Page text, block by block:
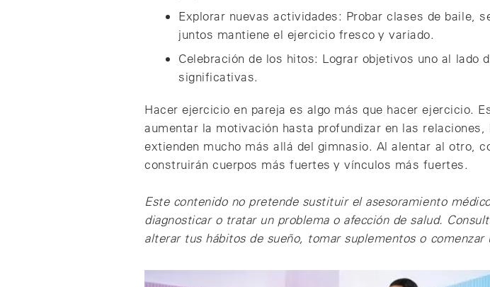
Explorar nuevas actividades: Probar clases de baile,
juntos mantiene el ejercicio fresco y variado.
Celebración de los hitos: Lograr objetivos uno al lado
significativas.
Hacer ejercicio en pareja es algo más que hacer ejercicio.
aumentar la motivación hasta profundizar en las
extienden mucho más allá del gimnasio. Al alentar al otro,
construirán cuerpos más fuertes y vínculos más fuertes.
Este contenido no pretende sustituir el asesoramiento
diagnosticar o tratar un problema o afección de salud.
alterar tus hábitos de sueño, tomar suplementos o